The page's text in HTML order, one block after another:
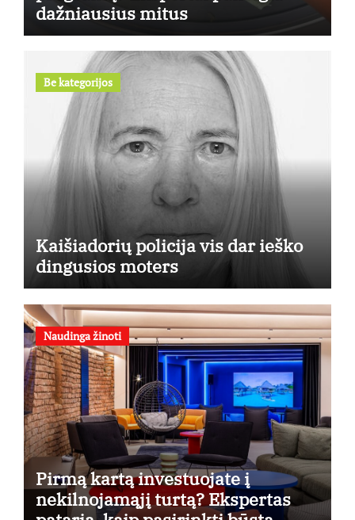
dažniausius mitus
Be kategorijos
Kaišiadorių policija vis dar ieško
dingusios moters
Naudinga žinoti
Pirmą kartą investuojate į
nekilnojamąjį turtą? Ekspertas